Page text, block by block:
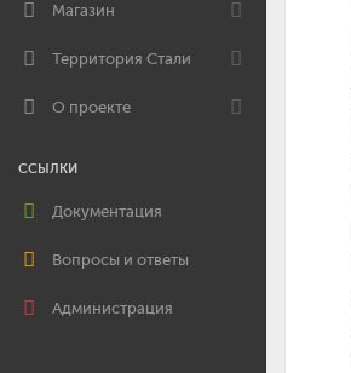
Магазин
Территория Стали
О проекте
ССЫЛКИ
Документация
Вопросы и ответы
Администрация